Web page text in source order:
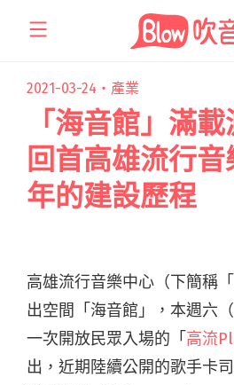
2021-03-24・ 產業
「海音館」滿
回首高雄流行
年的建設歷程
高雄流行音樂中心（下簡稱
出空間「海音館」，本週六
一次開放民眾入場的「 高流
出，近期陸續公開的歌手卡